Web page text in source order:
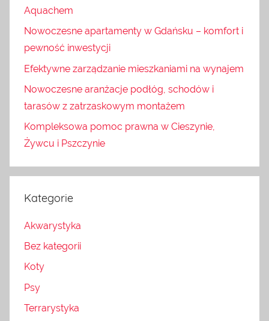
Aquachem
Nowoczesne apartamenty w Gdańsku – komfort i
pewność inwestycji
Efektywne zarządzanie mieszkaniami na wynajem
Nowoczesne aranżacje podłóg, schodów i
tarasów z zatrzaskowym montażem
Kompleksowa pomoc prawna w Cieszynie,
Żywcu i Pszczynie
Kategorie
Akwarystyka
Bez kategorii
Koty
Psy
Terrarystyka